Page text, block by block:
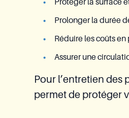
Protéger la surface
Prolonger la durée
Réduire les coûts
Assurer une
Pour l’entretien des
permet de protéger